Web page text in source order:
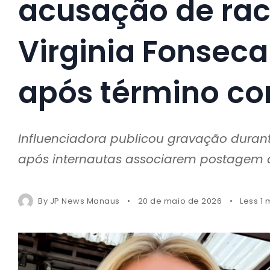
acusação de
Virginia
após término
Influenciadora publicou gravação
após internautas associarem postagem
By JP News Manaus 20 de maio de 2026 Less 1